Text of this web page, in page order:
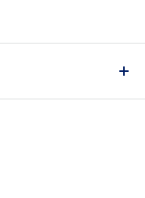
giày được làm từ
thải và khí thải